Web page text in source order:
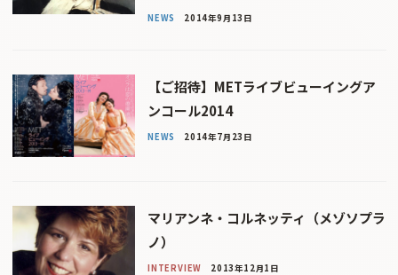
NEWS 2014年9月13日
【ご招待】METライブビューイングア
ンコール2014
NEWS 2014年7月23日
マリアンネ・コルネッティ（メゾソプラ
ノ）
INTERVIEW 2013年12月1日